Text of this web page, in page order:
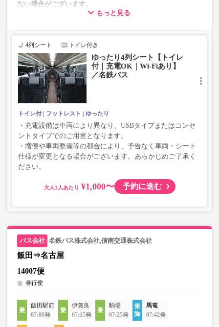
ない場合がございます。
・車両は予告なく変更となる場合がございます。これに伴
で、あらかじめご了承ください。
もっと見る
4列シート トイレ付き
ゆったり4列シート【トイレ
付｜充電OK｜Wi-Fiあり】
／名鉄バス
トイレ付 フットレスト ゆったり
・充電設備は車両により異なり、USBタイプまたはコンセ
ントタイプでのご用意となります。
・増便や車両整備等の都合により、予告なく車両・シート
仕様が変更となる場合がございます。あらかじめご了承く
ださい。
大人 ¥1,000〜 予約に進む
名鉄バス株式会社,信南交通株式会社
飯田⇒名古屋
14007便
昼行便
飯田駅前
07:00発
伊賀良
07:15発
駒場
07:25発
馬篭
07:42発